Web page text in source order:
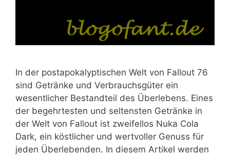
In der postapokalyptischen Welt von Fallout 76
sind Getränke und Verbrauchsgüter ein
wesentlicher Bestandteil des Überlebens. Eines
der begehrtesten und seltensten Getränke in
der Welt von Fallout ist zweifellos Nuka Cola
Dark, ein köstlicher und wertvoller Genuss für
jeden Überlebenden. In diesem Artikel werden